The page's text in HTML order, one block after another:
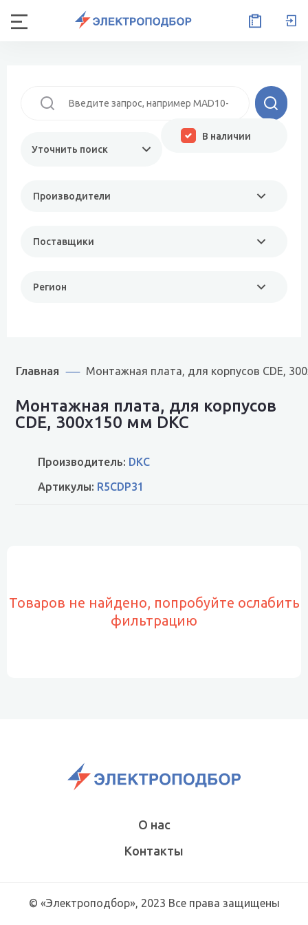
Уточнить поиск
Производители
Поставщики
Регион
В наличии
Главная Монтажная плата, для корпусов CDE,
Монтажная плата, для корпусов
CDE, 300x150 мм DKC
Производитель: DKC
Артикулы: R5CDP31
Товаров не найдено, попробуйте ослабить
фильтрацию
О нас
Контакты
© «Электроподбор», 2023 Все права защищены